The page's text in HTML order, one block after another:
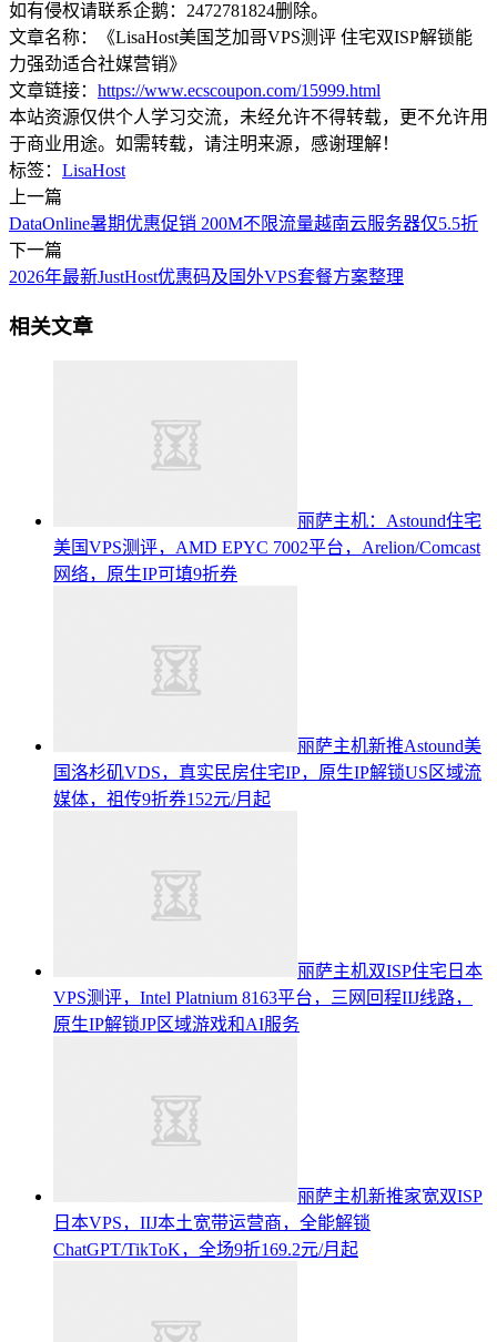
如有侵权请联系企鹅：2472781824删除。
文章名称：《LisaHost美国芝加哥VPS测评 住宅双ISP解锁能
力强劲适合社媒营销》
文章链接： https://www.ecscoupon.com/15999.html
本站资源仅供个人学习交流，未经允许不得转载，更不允许用
于商业用途。如需转载，请注明来源，感谢理解！
标签： LisaHost
上一篇
DataOnline暑期优惠促销 200M不限流量越南云服务器仅5.5折
下一篇
2026年最新JustHost优惠码及国外VPS套餐方案整理
相关文章
丽萨主机：Astound住宅
美国VPS测评，AMD EPYC 7002平台，Arelion/Comcast
网络，原生IP可填9折券
丽萨主机新推Astound美
国洛杉矶VDS，真实民房住宅IP，原生IP解锁US区域流
媒体，祖传9折券152元/月起
丽萨主机双ISP住宅日本
VPS测评，Intel Platnium 8163平台，三网回程IIJ线路，
原生IP解锁JP区域游戏和AI服务
丽萨主机新推家宽双ISP
日本VPS，IIJ本土宽带运营商，全能解锁
ChatGPT/TikToK，全场9折169.2元/月起